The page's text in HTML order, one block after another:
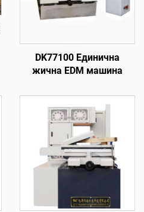
DK77100 Единична
жична EDM машина